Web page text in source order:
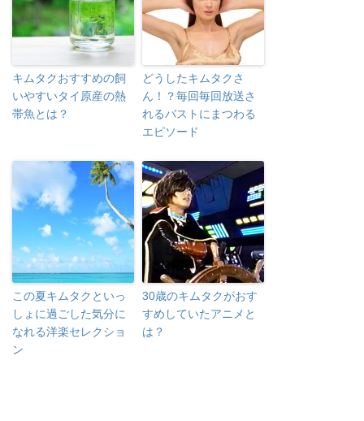
キムタクおすすめの飼
いやすいタイ原産の熱
帯魚とは？
どうしたキムタクさ
ん！？毎回毎回放送さ
れるバストにまつわる
エピソード
この夏キムタクといっ
しょに過ごした気分に
なれる洋楽セレクショ
ン
30歳のキムタクがおす
すめしていたアニメと
は？